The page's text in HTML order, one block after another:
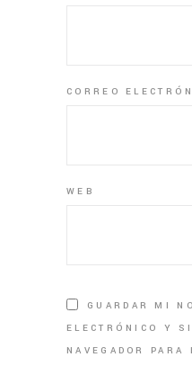
CORREO
WEB
GUARDAR MI
ELECTRÓNICO Y
NAVEGADOR